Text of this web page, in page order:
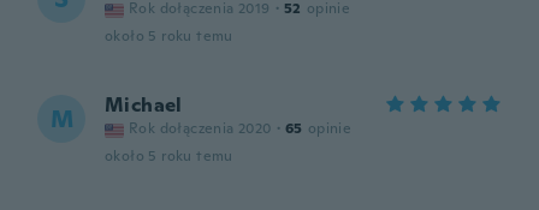
Rok dołączenia 2019 · 52 opinie
około 5 roku temu
M Michael
Rok dołączenia 2020 · 65 opinie
około 5 roku temu